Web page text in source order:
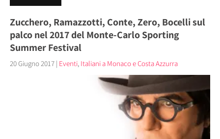
Zucchero, Ramazzotti, Conte, Zero, Bocelli sul
palco nel 2017 del Monte-Carlo Sporting
Summer Festival
20 Giugno 2017 | Eventi, Italiani a Monaco e Costa Azzurra